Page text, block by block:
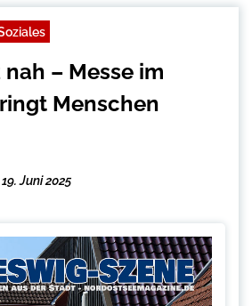
– Messe im
Menschen
19. Juni 2025